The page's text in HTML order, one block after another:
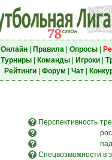
Онлайн| Правила| Опросы|
Турниры| Команды| Игроки|
Рейтинги| Форум Чат|
Перспективность
Спецвозможности в